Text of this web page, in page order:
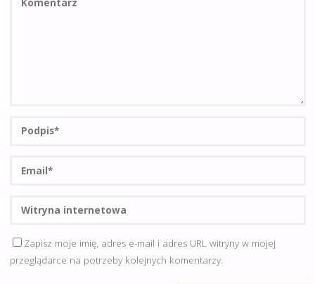
Zapisz moje imię, adres e-mail i adres URL witryny w mojej
przeglądarce na potrzeby kolejnych komentarzy.